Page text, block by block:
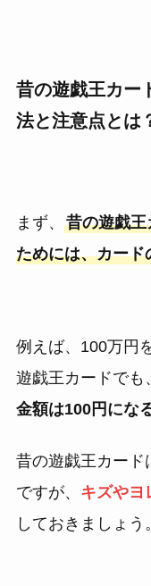
昔の遊戯王カー
法と注意点とは
まず、 昔の遊戯
ためには、カード
例えば、100万円
遊戯王カードでも、
金額は100円にな
昔の遊戯王カード
ですが、 キズやヨ
しておきましょう。